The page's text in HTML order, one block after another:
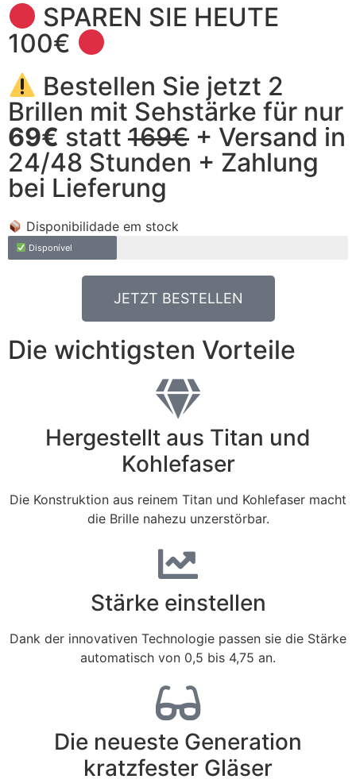
SPAREN SIE HEUTE
100€
Bestellen Sie jetzt 2
Brillen mit Sehstärke für nur
69€ statt 169€ + Versand in
24/48 Stunden + Zahlung
bei Lieferung
Disponibilidade em stock
Disponível
JETZT BESTELLEN
Die wichtigsten Vorteile
Hergestellt aus Titan und
Kohlefaser
Die Konstruktion aus reinem Titan und Kohlefaser macht
die Brille nahezu unzerstörbar.
Stärke einstellen
Dank der innovativen Technologie passen sie die Stärke
automatisch von 0,5 bis 4,75 an.
Die neueste Generation
kratzfester Gläser